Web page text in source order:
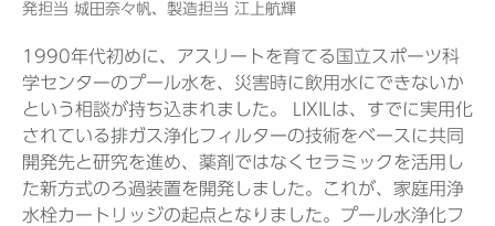
発担当 城田奈々帆、製造担当 江上航輝
1990年代初めに、アスリートを育てる国立スポーツ科
学センターのプール水を、災害時に飲用水にできないか
という相談が持ち込まれました。 LIXILは、すでに実用化
されている排ガス浄化フィルターの技術をベースに共同
開発先と研究を進め、薬剤ではなくセラミックを活用し
た新方式のろ過装置を開発しました。これが、家庭用浄
水栓カートリッジの起点となりました。プール水浄化フ